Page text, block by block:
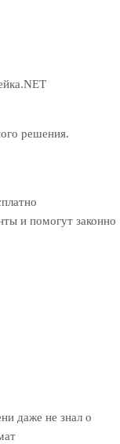
решения.
и помогут законно
даже не знал о